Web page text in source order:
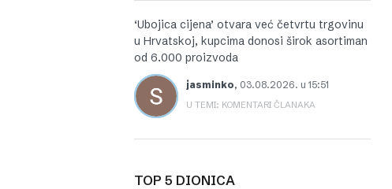
‘Ubojica cijena’ otvara već četvrtu trgovinu
u Hrvatskoj, kupcima donosi širok asortiman
od 6.000 proizvoda
jasminko, 03.08.2026. u 15:51
U TEMI: KOMENTARI ČLANAKA
TOP 5 DIONICA